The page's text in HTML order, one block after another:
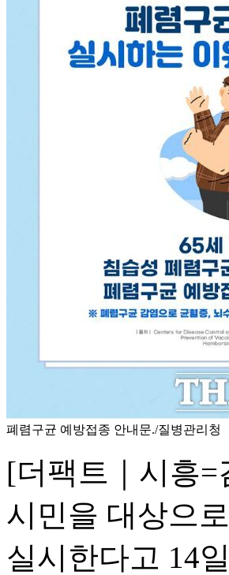
폐렴구균 예방접종 안내문./질병관리청
[더팩트｜시흥=
시민을 대상으
실시한다고 14